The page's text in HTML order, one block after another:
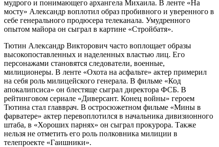
мудрого и понимающего архангела Михаила. В ленте «На
мосту» Александр воплотил образ пробивного и уверенного в
себе генерального продюсера телеканала. Умудренного
опытом майора он сыграл в картине «Стройбатя».
Тютин Александр Викторович часто воплощает образы
высокопоставленных и наделенных властью лиц. Его
персонажами становятся следователи, военные,
милиционеры. В ленте «Охота на асфальте» актер примерил
на себя роль милицейского генерала. В фильме «Код
апокалипсиса» он блестяще сыграл директора ФСБ. В
рейтинговом сериале «Диверсант. Конец войны» героем
Тютина стал главврач. В остросюжетном фильме «Мины в
фарватере» актер перевоплотился в начальника дивизионного
штаба, в «Хороших парнях» он сыграл прокурора. Также
нельзя не отметить его роль полковника милиции в
телепроекте «Гаишники».